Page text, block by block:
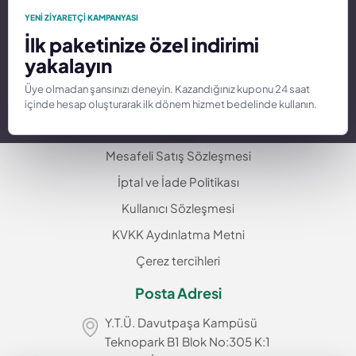
Alan Adı
Hizmetler
Mesafeli Satış Sözleşmesi
İptal ve İade Politikası
Kullanıcı Sözleşmesi
KVKK Aydınlatma Metni
Çerez tercihleri
Posta Adresi
Y.T.Ü. Davutpaşa Kampüsü
Teknopark B1 Blok No:305 K:1
YENI ZIYARETÇI KAMPANYASI
İlk paketinize özel indirimi
yakalayın
Üye olmadan şansınızı deneyin. Kazandığınız kuponu 24 saat
içinde hesap oluşturarak ilk dönem hizmet bedelinde kullanın.